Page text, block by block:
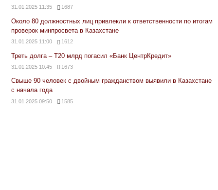
31.01.2025 11:35 1687
Около 80 должностных лиц привлекли к ответственности по итогам
проверок минпросвета в Казахстане
31.01.2025 11:00 1612
Треть долга – Т20 млрд погасил «Банк ЦентрКредит»
31.01.2025 10:45 1673
Свыше 90 человек с двойным гражданством выявили в Казахстане
с начала года
31.01.2025 09:50 1585